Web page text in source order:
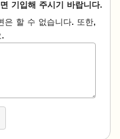
기입해 주시기 바랍니다.
은 할 수 없습니다. 또한,
.